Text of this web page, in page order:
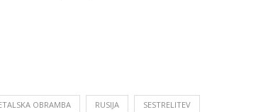
OBRAMBA RUSIJA SESTRELITEV